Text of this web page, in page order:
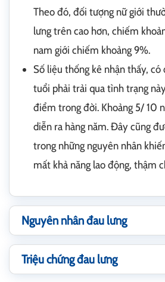
Theo đó, đối tượng nữ giới
lưng trên cao hơn, chiếm
nam giới chiếm khoảng 9%.
Số liệu thống kê nhận thấy,
tuổi phải trải qua tình trạng
điểm trong đời. Khoảng 5/ 10
diễn ra hàng năm. Đây cũng
trong những nguyên nhân
mất khả năng lao động, thậm
Nguyên nhân đau lưng
Triệu chứng đau lưng